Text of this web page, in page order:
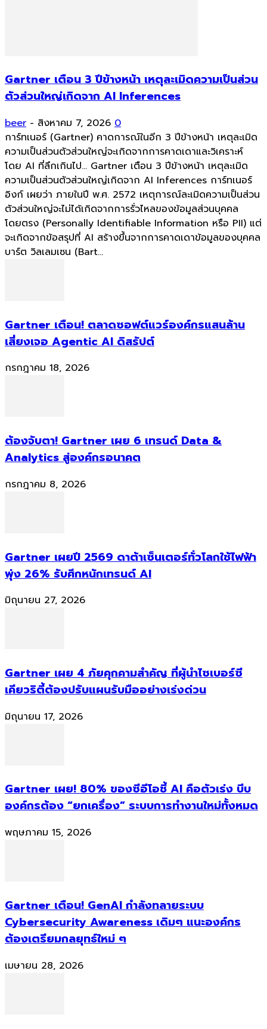
Gartner เตือน 3 ปีข้างหน้า เหตุละเมิดความเป็นส่วน
ตัวส่วนใหญ่เกิดจาก AI Inferences
beer - สิงหาคม 7, 2026 0
การ์ทเนอร์ (Gartner) คาดการณ์ในอีก 3 ปีข้างหน้า เหตุละเมิด
ความเป็นส่วนตัวส่วนใหญ่จะเกิดจากการคาดเดาและวิเคราะห์
โดย AI ที่ลึกเกินไป... Gartner เตือน 3 ปีข้างหน้า เหตุละเมิด
ความเป็นส่วนตัวส่วนใหญ่เกิดจาก AI Inferences การ์ทเนอร์
อิงก์ เผยว่า ภายในปี พ.ศ. 2572 เหตุการณ์ละเมิดความเป็นส่วน
ตัวส่วนใหญ่จะไม่ได้เกิดจากการรั่วไหลของข้อมูลส่วนบุคคล
โดยตรง (Personally Identifiable Information หรือ PII) แต่
จะเกิดจากข้อสรุปที่ AI สร้างขึ้นจากการคาดเดาข้อมูลของบุคคล
บาร์ต วิลเลมเซน (Bart...
Gartner เตือน! ตลาดซอฟต์แวร์องค์กรแสนล้าน
เสี่ยงเจอ Agentic AI ดิสรัปต์
กรกฎาคม 18, 2026
ต้องจับตา! Gartner เผย 6 เทรนด์ Data &
Analytics สู่องค์กรอนาคต
กรกฎาคม 8, 2026
Gartner เผยปี 2569 ดาต้าเซ็นเตอร์ทั่วโลกใช้ไฟฟ้า
พุ่ง 26% รับศึกหนักเทรนด์ AI
มิถุนายน 27, 2026
Gartner เผย 4 ภัยคุกคามสำคัญ ที่ผู้นำไซเบอร์ซี
เคียวริตี้ต้องปรับแผนรับมืออย่างเร่งด่วน
มิถุนายน 17, 2026
Gartner เผย! 80% ของซีอีโอชี้ AI คือตัวเร่ง บีบ
องค์กรต้อง “ยกเครื่อง” ระบบการทำงานใหม่ทั้งหมด
พฤษภาคม 15, 2026
Gartner เตือน! GenAI กำลังทลายระบบ
Cybersecurity Awareness เดิมๆ แนะองค์กร
ต้องเตรียมกลยุทธ์ใหม่ ๆ
เมษายน 28, 2026